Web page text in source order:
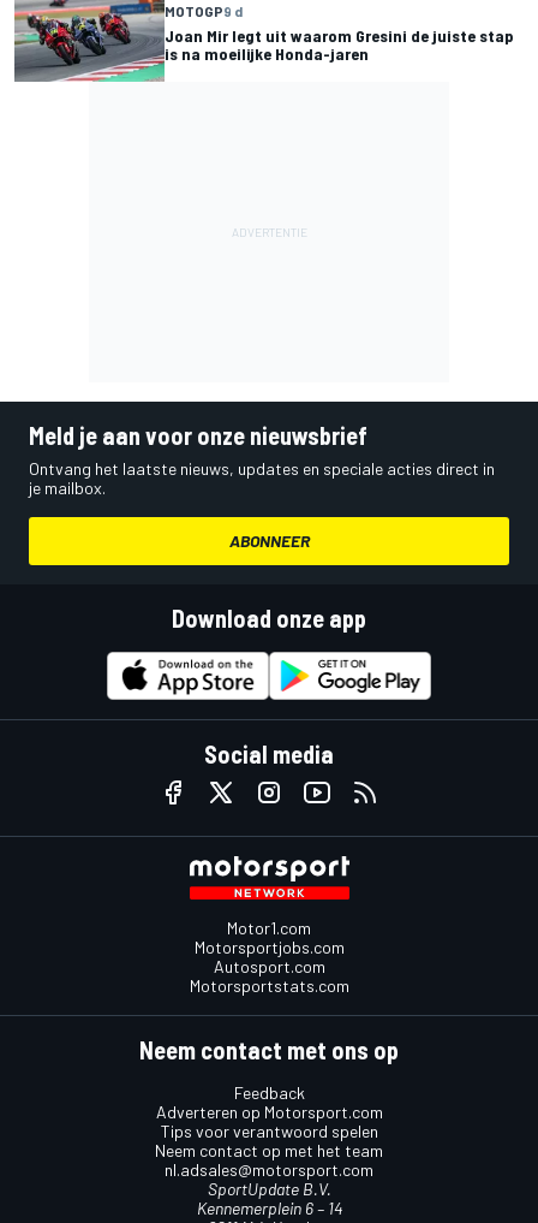
MOTOGP9 d
Joan Mir legt uit waarom Gresini de juiste stap
is na moeilijke Honda-jaren
Meld je aan voor onze nieuwsbrief
Ontvang het laatste nieuws, updates en speciale acties direct in
je mailbox.
ABONNEER
Download onze app
Social media
Motor1.com
Motorsportjobs.com
Autosport.com
Motorsportstats.com
Neem contact met ons op
Feedback
Adverteren op Motorsport.com
Tips voor verantwoord spelen
Neem contact op met het team
nl.adsales@motorsport.com
SportUpdate B.V.
Kennemerplein 6 – 14